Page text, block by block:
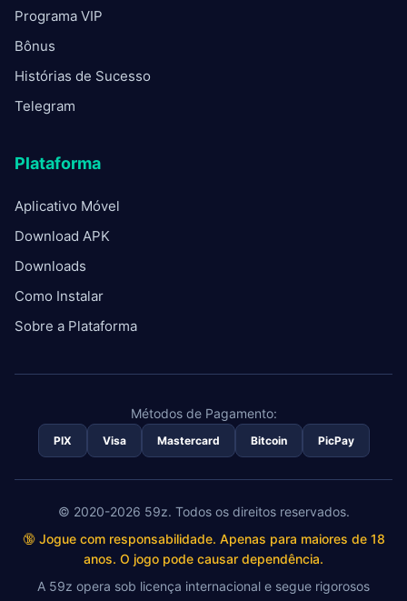
Programa VIP
Bônus
Histórias de Sucesso
Telegram
Plataforma
Aplicativo Móvel
Download APK
Downloads
Como Instalar
Sobre a Plataforma
Métodos de Pagamento:
PIX Visa Mastercard Bitcoin PicPay
© 2020-2026 59z. Todos os direitos reservados.
🔞 Jogue com responsabilidade. Apenas para maiores de 18
anos. O jogo pode causar dependência.
A 59z opera sob licença internacional e segue rigorosos